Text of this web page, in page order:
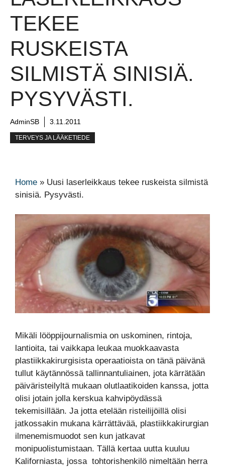
TEKEE
RUSKEISTA
SILMISTÄ SINISIÄ.
PYSYVÄSTI.
AdminSB 3.11.2011
TERVEYS JA LÄÄKETIEDE
Home » Uusi laserleikkaus tekee ruskeista silmistä
sinisiä. Pysyvästi.
Mikäli lööppijournalismia on uskominen, rintoja,
lantioita, tai vaikkapa leukaa muokkaavasta
plastiikkakirurgisista operaatioista on tänä päivänä
tullut käytännössä tallinnantuliainen, jota kärrätään
päiväristeilyltä mukaan olutlaatikoiden kanssa, jotta
olisi jotain jolla kerskua kahvipöydässä
tekemisillään. Ja jotta etelään risteilijöillä olisi
jatkossakin mukana kärrättävää, plastiikkakirurgian
ilmenemismuodot sen kun jatkavat
monipuolistumistaan. Tällä kertaa uutta kuuluu
Kaliforniasta, jossa tohtorishenkilö nimeltään herra